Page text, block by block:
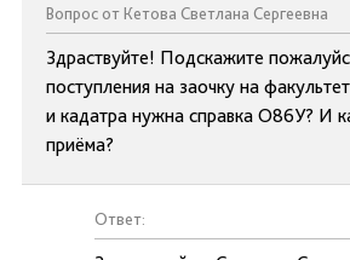
Вопрос от Кетова Светлана Сергеевна
Здраствуйте! Подскажите
поступления на заочку на
и кадатра нужна справка О86У? И
приёма?
Ответ: